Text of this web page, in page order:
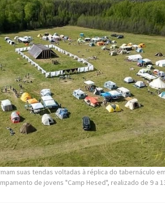
suas tendas voltadas à réplica do tabernáculo
de jovens "Camp Hesed", realizado de 9 a